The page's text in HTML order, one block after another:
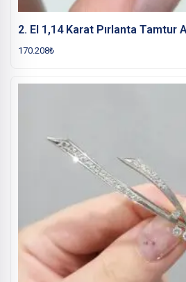
2. El 1,14 Karat Pırlanta Tamtur
170.208₺